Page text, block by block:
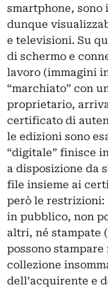
smartphone, sono
dunque
e televisioni. Su
di schermo e
lavoro (immagini
“marchiato” con
proprietario,
certificato di
le edizioni sono
“digitale” finisce
a disposizione da
file insieme ai
però le restrizioni:
in pubblico, non
altri, né stampate
possono
collezione
dell’acquirente e